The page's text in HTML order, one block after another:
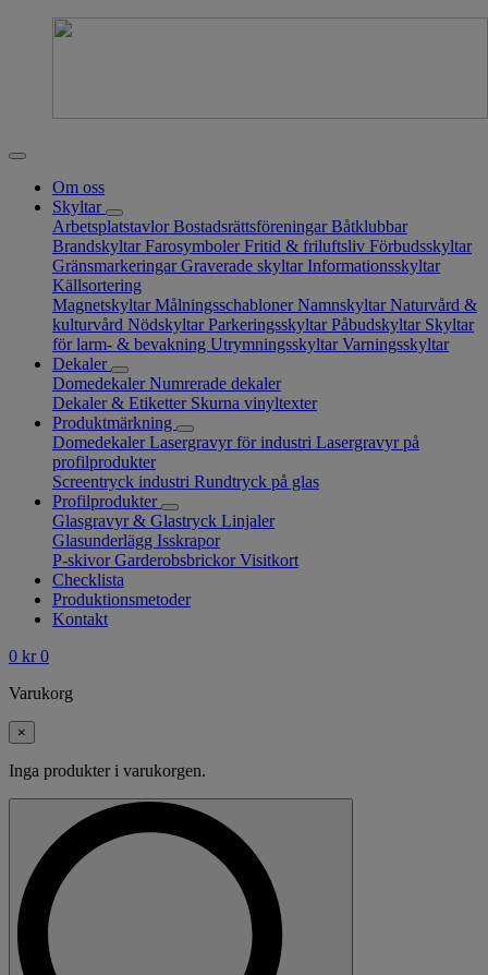
Om oss
Skyltar
Arbetsplatstavlor Bostadsrättsföreningar Båtklubbar
Brandskyltar Farosymboler Fritid & friluftsliv Förbudsskyltar
Gränsmarkeringar Graverade skyltar Informationsskyltar
Källsortering
Magnetskyltar Målningsschabloner Namnskyltar Naturvård &
kulturvård Nödskyltar Parkeringsskyltar Påbudskyltar Skyltar
för larm- & bevakning Utrymningsskyltar Varningsskyltar
Dekaler
Domedekaler Numrerade dekaler
Dekaler & Etiketter Skurna vinyltexter
Produktmärkning
Domedekaler Lasergravyr för industri Lasergravyr på
profilprodukter
Screentryck industri Rundtryck på glas
Profilprodukter
Glasgravyr & Glastryck Linjaler
Glasunderlägg Isskrapor
P-skivor Garderobsbrickor Visitkort
Checklista
Produktionsmetoder
Kontakt
0 kr 0
Varukorg
×
Inga produkter i varukorgen.